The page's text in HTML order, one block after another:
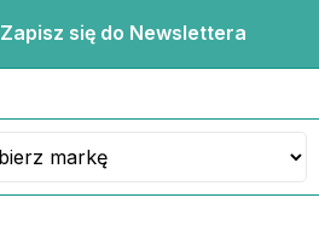
Zapisz się do Newslettera